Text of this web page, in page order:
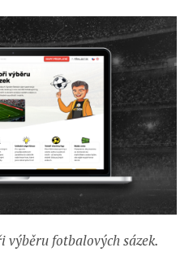
výběru fotbalových sázek.